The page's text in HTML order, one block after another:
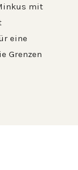
mit
eine
Grenzen